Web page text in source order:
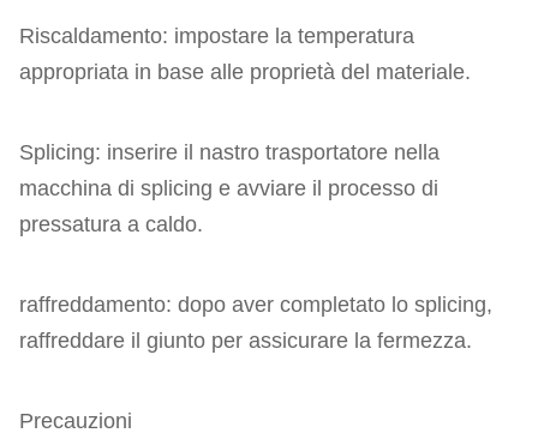
Riscaldamento: impostare la temperatura
appropriata in base alle proprietà del materiale.
Splicing: inserire il nastro trasportatore nella
macchina di splicing e avviare il processo di
pressatura a caldo.
raffreddamento: dopo aver completato lo splicing,
raffreddare il giunto per assicurare la fermezza.
Precauzioni